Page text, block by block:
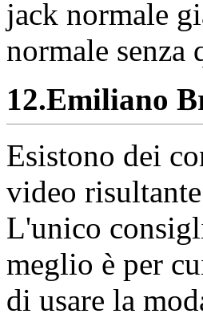
jack normale
normale senza
12.Emiliano
Esistono dei
video
L'unico
meglio è per
di usare la